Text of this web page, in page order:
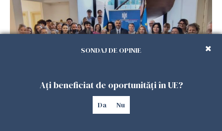
Accidente, spitalizare sau alte urgențe?
Consulatul României la Roma promite
SONDAJ DE OPINIE
Ați beneficiat de oportunități în UE?
Da Nu